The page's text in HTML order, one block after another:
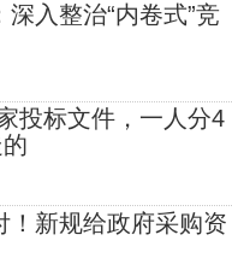
入整治“内卷式”竞
投标文件，一人分4
！新规给政府采购资